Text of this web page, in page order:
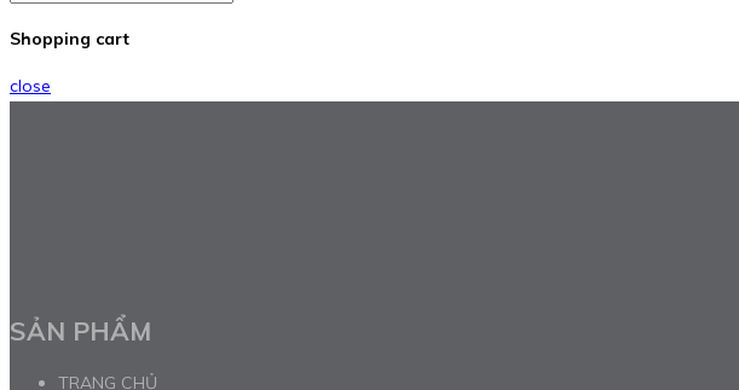
Shopping cart
close
SẢN PHẨM
TRANG CHỦ